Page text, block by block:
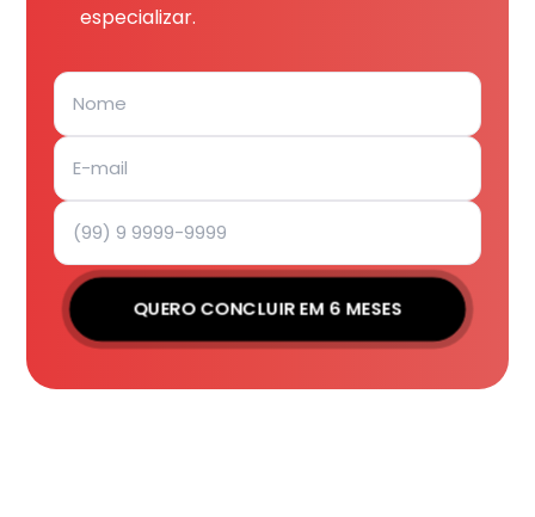
especializar.
QUERO CONCLUIR EM 6 MESES